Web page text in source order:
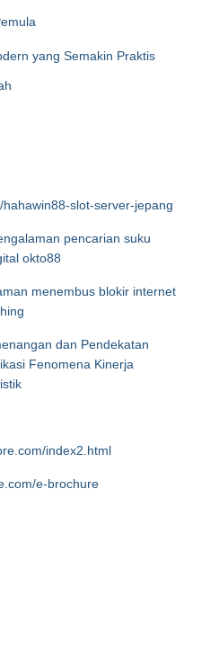
yang Semakin Praktis
slot-server-jepang
pencarian suku
okto88
menembus blokir internet
dan Pendekatan
Fenomena Kinerja
index2.html
e-brochure